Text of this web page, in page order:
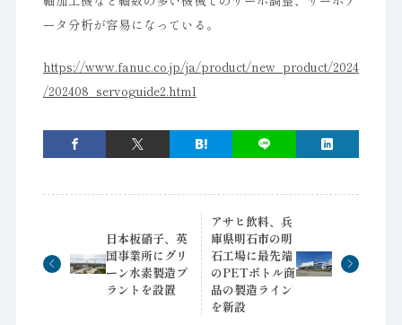
ータ分析が容易になっている。
https://www.fanuc.co.jp/ja/product/new_product/2024
/202408_servoguide2.html
日本板硝子、英
国事業所にグリ
ーン水素製造プ
ラントを設置
アサヒ飲料、兵
庫県明石市の明
石工場に最先端
のPETボトル商
品の製造ライン
を新設